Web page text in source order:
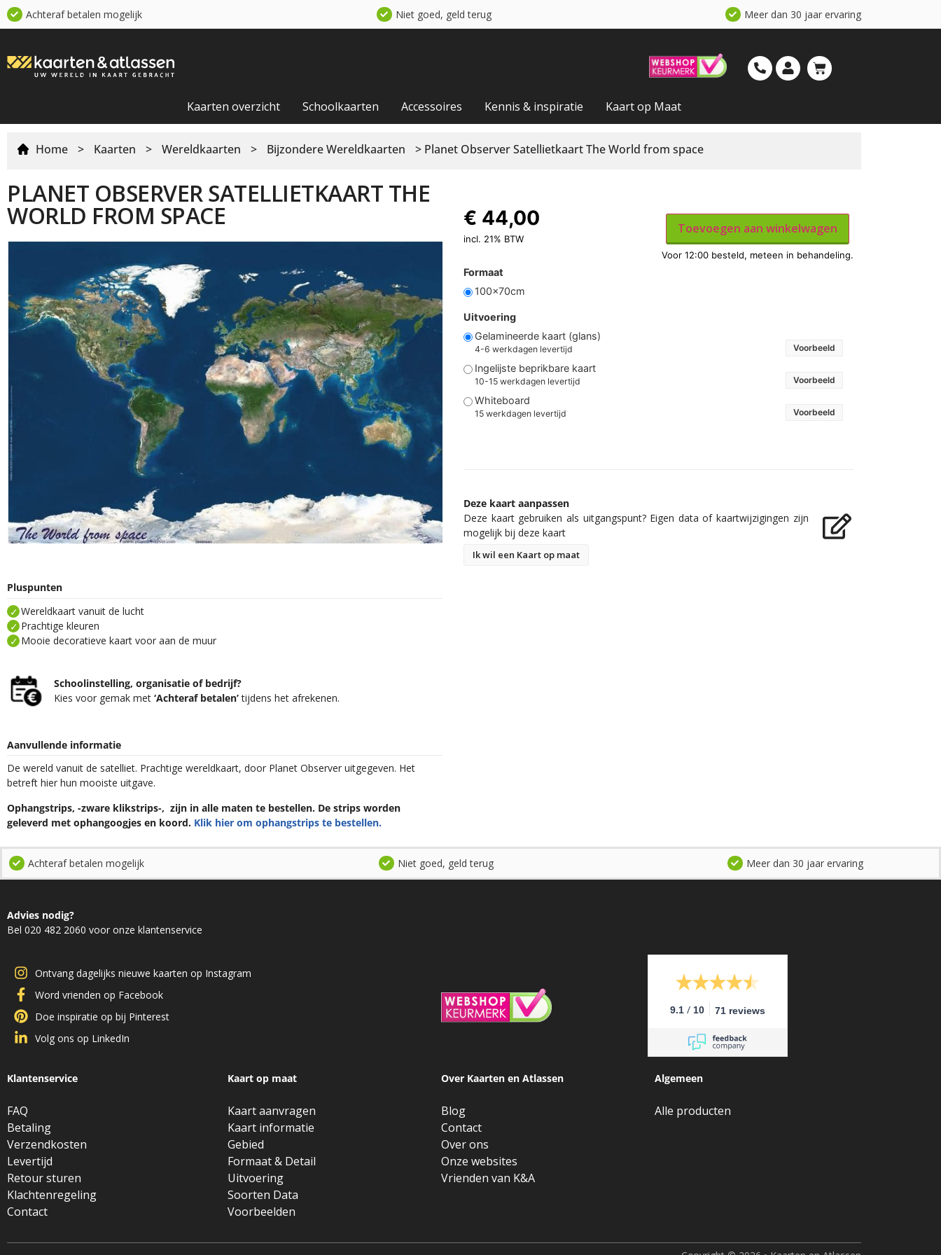
Achteraf betalen mogelijk Niet goed, geld terug Meer dan 30 jaar ervaring
Kaarten overzicht Schoolkaarten Accessoires Kennis & inspiratie Kaart op Maat
Home > Kaarten > Wereldkaarten > Bijzondere Wereldkaarten > Planet Observer Satellietkaart The World from space
PLANET OBSERVER SATELLIETKAART THE
WORLD FROM SPACE
Pluspunten
Wereldkaart vanuit de lucht
Prachtige kleuren
Mooie decoratieve kaart voor aan de muur
Schoolinstelling, organisatie of bedrijf?
Kies voor gemak met‘Achteraf betalen’tijdens het afrekenen.
Aanvullende informatie
De wereld vanuit de satelliet. Prachtige wereldkaart, door Planet Observer uitgegeven. Het
betreft hier hun mooiste uitgave.
Ophangstrips, -zware klikstrips-, zijn in alle maten te bestellen. De strips worden
geleverd met ophangoogjes en koord. Klik hier om ophangstrips te bestellen.
Formaat
100x70cm
Uitvoering
Gelamineerde kaart (glans)
4-6 werkdagen levertijd Voorbeeld
Ingelijste beprikbare kaart
10-15 werkdagen levertijd Voorbeeld
Whiteboard
15 werkdagen levertijd Voorbeeld
€ 44,00
incl. 21% BTW
Toevoegen aan winkelwagen
Deze kaart aanpassen
Deze kaart gebruiken als uitgangspunt? Eigen data of kaartwijzigingen zijn
mogelijk bij deze kaart
Ik wil een Kaart op maat
Achteraf betalen mogelijk Niet goed, geld terug Meer dan 30 jaar ervaring
Advies nodig?
Bel 020 482 2060 voor onze klantenservice
Ontvang dagelijks nieuwe kaarten op Instagram
Word vrienden op Facebook
Doe inspiratie op bij Pinterest
Volg ons op LinkedIn
9.1 / 10 71 reviews
Klantenservice
FAQ
Betaling
Verzendkosten
Levertijd
Retour sturen
Klachtenregeling
Contact
Kaart op maat
Kaart aanvragen
Kaart informatie
Gebied
Formaat & Detail
Uitvoering
Soorten Data
Voorbeelden
Over Kaarten en Atlassen
Blog
Contact
Over ons
Onze websites
Vrienden van K&A
Algemeen
Alle producten